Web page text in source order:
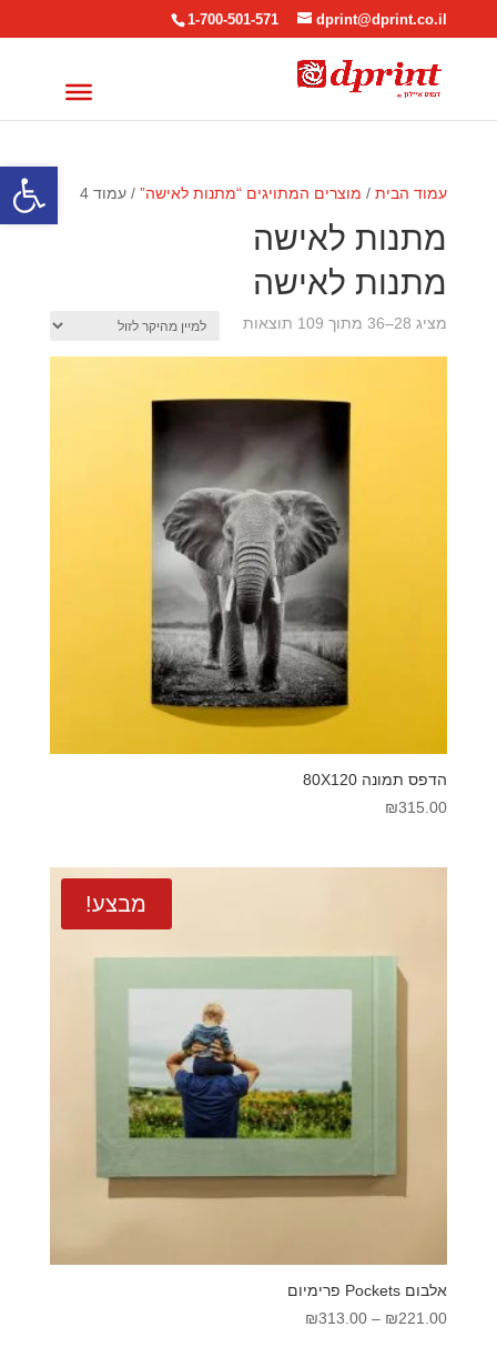
פתח
1-700-501-571 dprint@dprint.co.il
עמוד הבית/ מוצרים המתויגים “מתנות לאישה”/ עמוד 4
מתנות לאישה
מתנות לאישה
מציג 28–36 מתוך 109 תוצאות
ממוין
מהיקר
הדפס תמונה 80X120
₪315.00
מבצע!
אלבום Pockets פרימיום
₪221.00
–
₪313.00
טווח